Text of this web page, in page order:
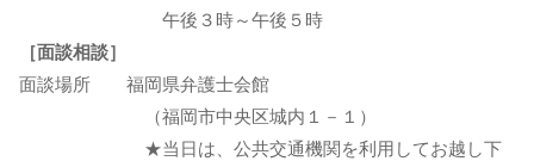
午後３時～午後５時
［面談相談］
面談場所 福岡県弁護士会館
（福岡市中央区城内１－１）
★当日は、公共交通機関を利用してお越し下